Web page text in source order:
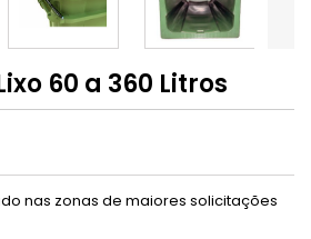
60 a 360 Litros
nas zonas de maiores solicitações